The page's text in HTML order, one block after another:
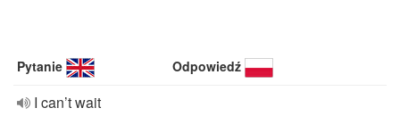
Pytanie Odpowiedź
I can’t wait